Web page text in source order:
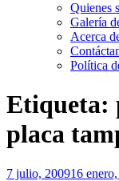
Quienes
Galería
Acerca
Política
Etiqueta:
placa
Publicado
7 julio, 200916